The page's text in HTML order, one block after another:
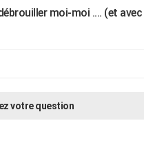
moi-moi .... (et
votre question